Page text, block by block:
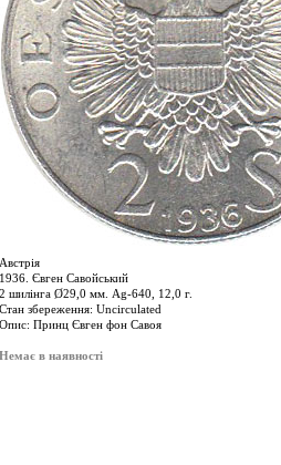
Австрія
1936. Євген Савойський
2 шилінга Ø29,0 мм. Ag-640, 12,0 г.
Стан збереження: Uncirculated
Опис: Принц Євген фон Савоя
Немає в наявності